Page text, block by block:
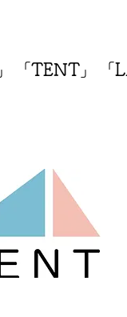
「TENT」「